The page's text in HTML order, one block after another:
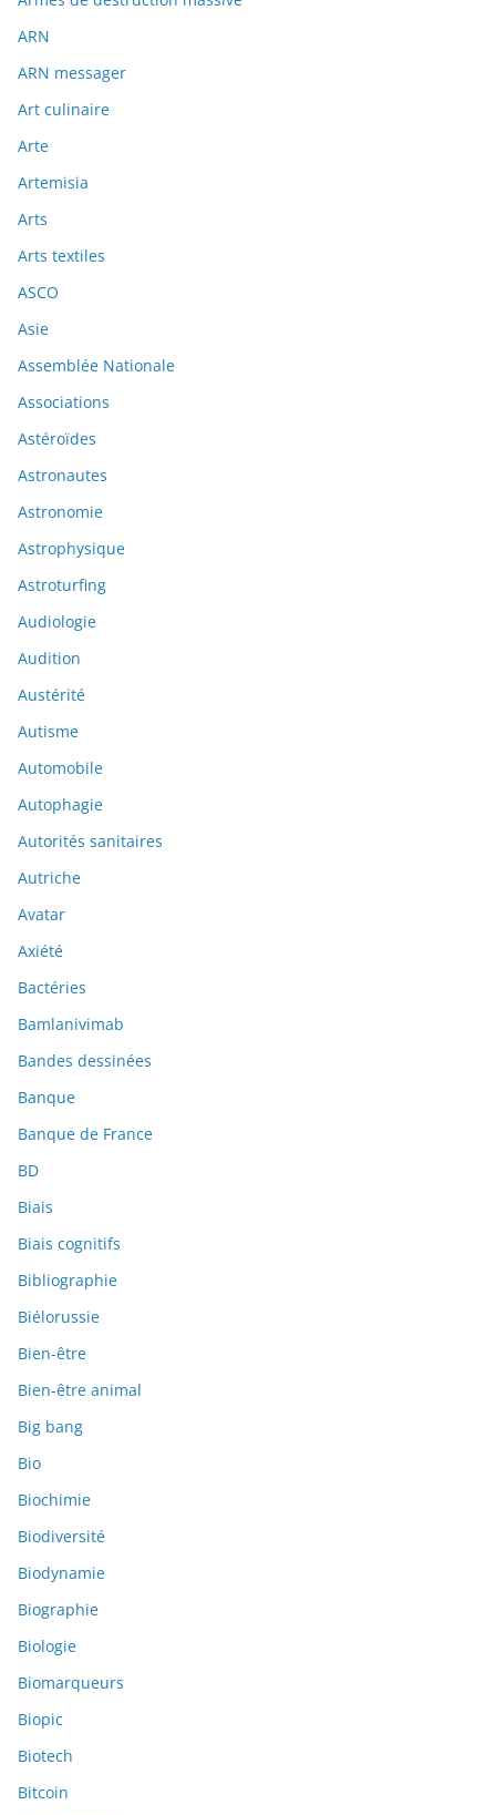
ARN
ARN messager
Art culinaire
Arte
Artemisia
Arts
Arts textiles
ASCO
Asie
Assemblée Nationale
Associations
Astéroïdes
Astronautes
Astronomie
Astrophysique
Astroturfing
Audiologie
Audition
Austérité
Autisme
Automobile
Autophagie
Autorités sanitaires
Autriche
Avatar
Axiété
Bactéries
Bamlanivimab
Bandes dessinées
Banque
Banque de France
BD
Biais
Biais cognitifs
Bibliographie
Biélorussie
Bien-être
Bien-être animal
Big bang
Bio
Biochimie
Biodiversité
Biodynamie
Biographie
Biologie
Biomarqueurs
Biopic
Biotech
Bitcoin